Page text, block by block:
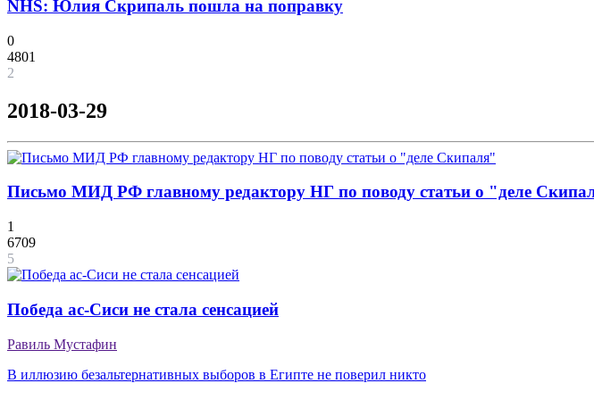
NHS: Юлия Скрипаль пошла на поправку
0
4801
2
2018-03-29
Письмо МИД РФ главному редактору НГ по поводу статьи о "деле
1
6709
5
Победа ас-Сиси не стала сенсацией
Равиль Мустафин
В иллюзию безальтернативных выборов в Египте не поверил никто